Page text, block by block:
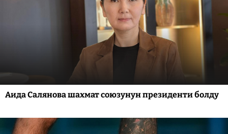
Аида Салянова шахмат союзунун президенти болду